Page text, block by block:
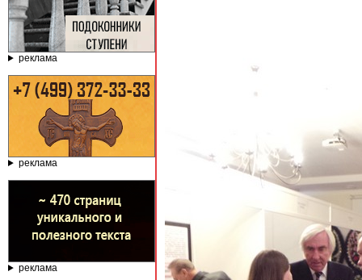
реклама
реклама
реклама